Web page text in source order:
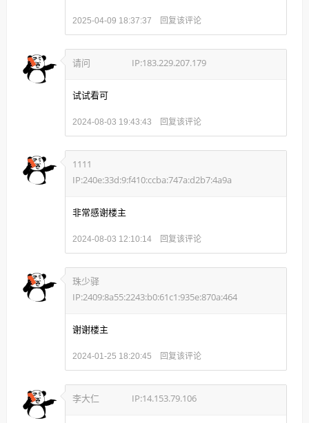
2025-04-09 18:37:37 回复该评论
请问 IP:183.229.207.179
试试看可
2024-08-03 19:43:43 回复该评论
1111
IP:240e:33d:9:f410:ccba:747a:d2b7:4a9a
非常感谢楼主
2024-08-03 12:10:14 回复该评论
珠少驿
IP:2409:8a55:2243:b0:61c1:935e:870a:464
谢谢楼主
2024-01-25 18:20:45 回复该评论
李大仁 IP:14.153.79.106